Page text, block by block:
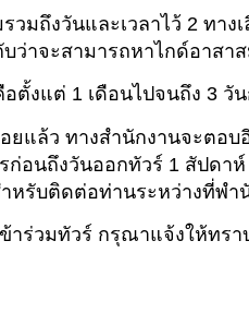
วมถึงวันและเวลาไว้ 2 ทา
ว่าจะสามารถหาไกด์อาสา
อตั้งแต่ 1 เดือนไปจนถึง 3 วั
ยแล้ว ทางสำนักงานจะตอ
อนถึงวันออกทัวร์ 1 สัปดาห์
หรับติดต่อท่านระหว่างที่พำ
าร่วมทัวร์ กรุณาแจ้งให้ทร